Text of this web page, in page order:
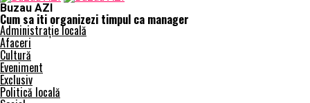
Buzau AZI
Cum sa iti organizezi timpul ca manager
Administrație locală
Afaceri
Cultură
Eveniment
Exclusiv
Politică locală